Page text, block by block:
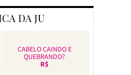
DA JU
CABELO CAINDO E
QUEBRANDO?
R$